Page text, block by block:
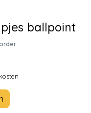
ballpoint